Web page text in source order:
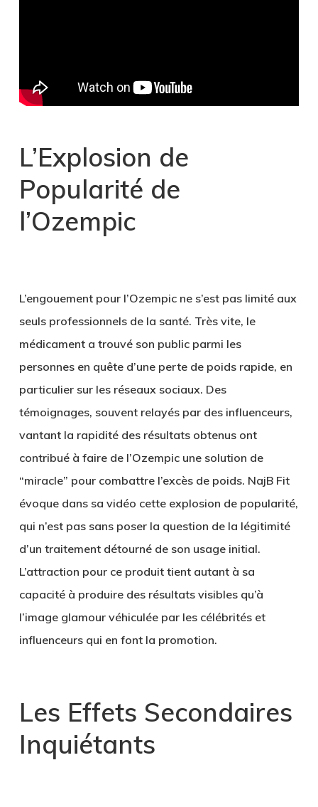
L’Explosion de
Popularité de
l’Ozempic
L’engouement pour l’Ozempic ne s’est pas limité aux
seuls professionnels de la santé. Très vite, le
médicament a trouvé son public parmi les
personnes en quête d’une perte de poids rapide, en
particulier sur les réseaux sociaux. Des
témoignages, souvent relayés par des influenceurs,
vantant la rapidité des résultats obtenus ont
contribué à faire de l’Ozempic une solution de
“miracle” pour combattre l’excès de poids. NajB Fit
évoque dans sa vidéo cette explosion de popularité,
qui n’est pas sans poser la question de la légitimité
d’un traitement détourné de son usage initial.
L’attraction pour ce produit tient autant à sa
capacité à produire des résultats visibles qu’à
l’image glamour véhiculée par les célébrités et
influenceurs qui en font la promotion.
Les Effets Secondaires
Inquiétants